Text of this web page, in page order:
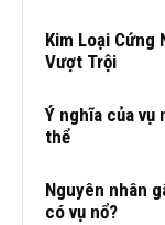
Kim Loại Cứng
Vượt Trội
Ý nghĩa của vụ
thể
Nguyên nhân
có vụ nổ?